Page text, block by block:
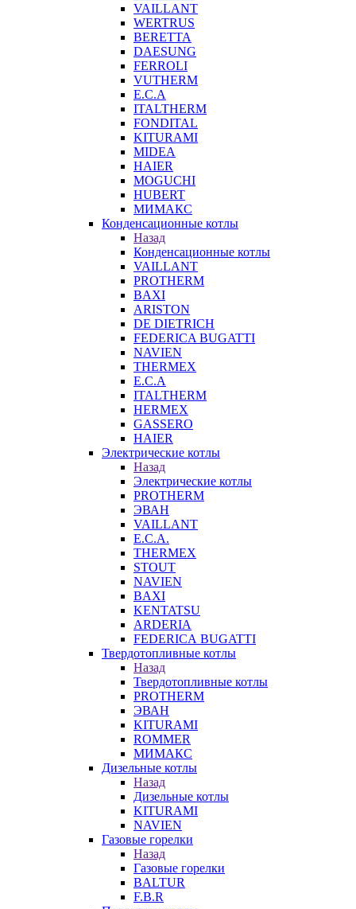
VAILLANT
WERTRUS
BERETTA
DAESUNG
FERROLI
VUTHERM
E.C.A
ITALTHERM
FONDITAL
KITURAMI
MIDEA
HAIER
MOGUCHI
HUBERT
МИМАКС
Конденсационные котлы
Назад
Конденсационные котлы
VAILLANT
PROTHERM
BAXI
ARISTON
DE DIETRICH
FEDERICA BUGATTI
NAVIEN
THERMEX
E.C.A
ITALTHERM
HERMEX
GASSERO
HAIER
Электрические котлы
Назад
Электрические котлы
PROTHERM
ЭВАН
VAILLANT
E.C.A.
THERMEX
STOUT
NAVIEN
BAXI
KENTATSU
ARDERIA
FEDERICА BUGATTI
Твердотопливные котлы
Назад
Твердотопливные котлы
PROTHERM
ЭВАН
KITURAMI
ROMMER
МИМАКС
Дизельные котлы
Назад
Дизельные котлы
KITURAMI
NAVIEN
Газовые горелки
Назад
Газовые горелки
BALTUR
F.B.R